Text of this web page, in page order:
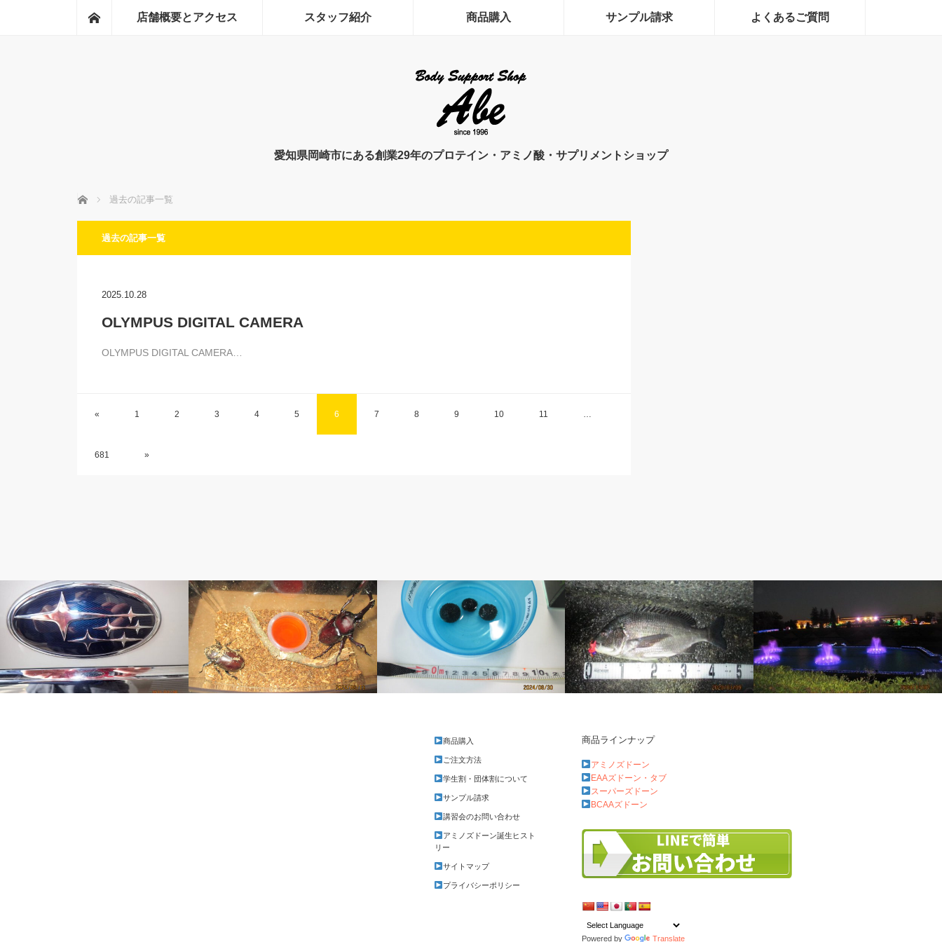
ホーム店舗概要とアクセス スタッフ紹介 商品購入 サンプル請求 よくあるご質問
愛知県岡崎市にある創業29年のプロテイン・アミノ酸・サプリメントショップ
ホーム 過去の記事一覧
過去の記事一覧
2025.10.28
OLYMPUS DIGITAL CAMERA
OLYMPUS DIGITAL CAMERA…
« 1 2 3 4 5 6 7 8 9 10 11 …
681 »
商品ラインナップ
アミノズドーン
EAAズドーン・タブ
スーパーズドーン
BCAAズドーン
Powered by Translate
商品購入
ご注文方法
学生割・団体割について
サンプル請求
講習会のお問い合わせ
アミノズドーン誕生ヒスト
リー
サイトマップ
プライバシーポリシー